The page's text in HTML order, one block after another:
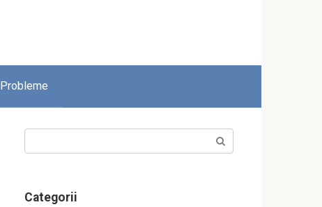
Probleme
Categorii